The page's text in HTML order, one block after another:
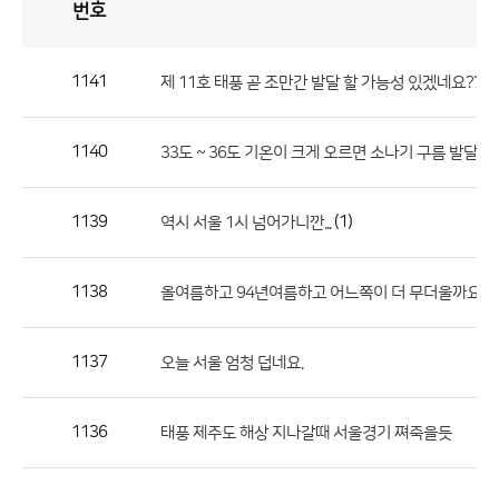
론
호,
번호
1141 제 11호 태풍 곧 조만간 발달 할 가능성 있겠네요??
1140 33도 ~ 36도 기온이 크게 오르면 소나기 구름 발달하
1139 역시 서울 1시 넘어가니깐... (1)
1138 올여름하고 94년여름하고 어느쪽이 더 무더울까요?
1137 오늘 서울 엄청 덥네요.
1136 태풍 제주도 해상 지나갈때 서울경기 쪄죽을듯